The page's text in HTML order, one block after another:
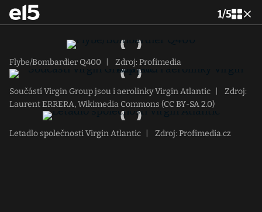
1/5
Flybe/Bombardier Q400 Zdroj: Profimedia
Součástí Virgin Group jsou i aerolinky Virgin Atlantic
Zdroj:
Laurent ERRERA, Wikimedia Commons (CC BY-SA 2.0)
Letadlo společnosti Virgin Atlantic Zdroj: Profimedia.cz